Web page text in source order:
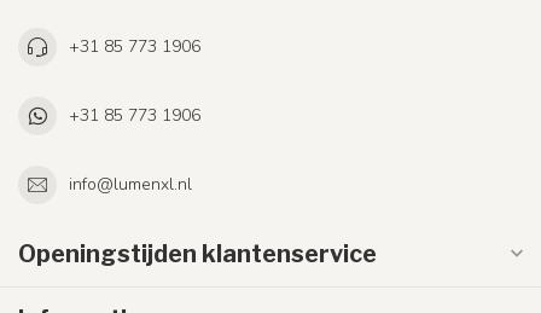
+31 85 773 1906
+31 85 773 1906
info@lumenxl.nl
Openingstijden klantenservice